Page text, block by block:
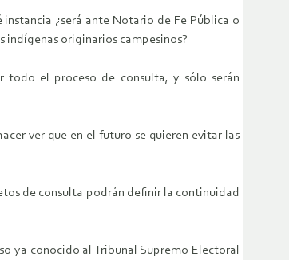
¿será ante Notario de Fe Pública o
indígenas originarios campesinos?
todo el proceso de consulta, y sólo serán
ver que en el futuro se quieren evitar las
de consulta podrán definir la continuidad
ya conocido al Tribunal Supremo Electoral